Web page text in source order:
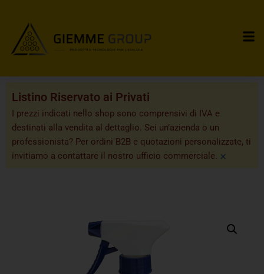
Listino Riservato ai Privati
I prezzi indicati nello shop sono comprensivi di IVA e
destinati alla vendita al dettaglio. Sei un’azienda o un
professionista? Per ordini B2B e quotazioni personalizzate, ti
invitiamo a contattare il nostro ufficio commerciale. ×